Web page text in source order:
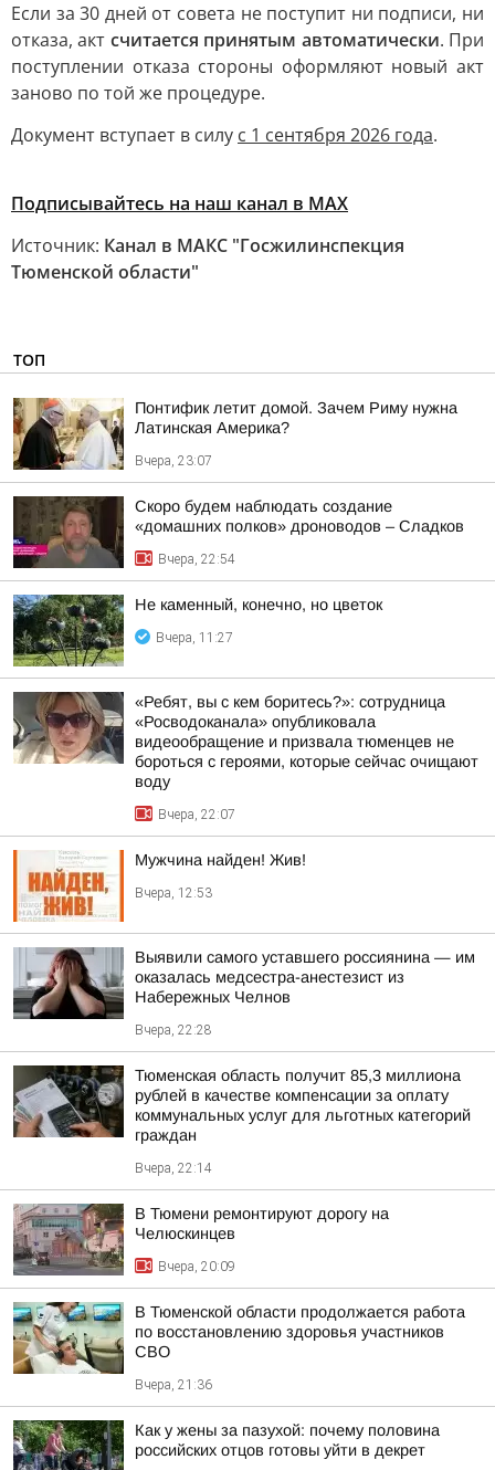
Если за 30 дней от совета не поступит ни подписи, ни
отказа, акт считается принятым автоматически. При
поступлении отказа стороны оформляют новый акт
заново по той же процедуре.
Документ вступает в силу с 1 сентября 2026 года.
Подписывайтесь на наш канал в MAХ
Источник: Канал в МАКС "Госжилинспекция
Тюменской области"
ТОП
Понтифик летит домой. Зачем Риму нужна
Латинская Америка?
Вчера, 23:07
Скоро будем наблюдать создание
«домашних полков» дроноводов – Сладков
Вчера, 22:54
Не каменный, конечно, но цветок
Вчера, 11:27
«Ребят, вы с кем боритесь?»: сотрудница
«Росводоканала» опубликовала
видеообращение и призвала тюменцев не
бороться с героями, которые сейчас очищают
воду
Вчера, 22:07
Мужчина найден! Жив!
Вчера, 12:53
Выявили самого уставшего россиянина — им
оказалась медсестра-анестезист из
Набережных Челнов
Вчера, 22:28
Тюменская область получит 85,3 миллиона
рублей в качестве компенсации за оплату
коммунальных услуг для льготных категорий
граждан
Вчера, 22:14
В Тюмени ремонтируют дорогу на
Челюскинцев
Вчера, 20:09
В Тюменской области продолжается работа
по восстановлению здоровья участников
СВО
Вчера, 21:36
Как у жены за пазухой: почему половина
российских отцов готовы уйти в декрет